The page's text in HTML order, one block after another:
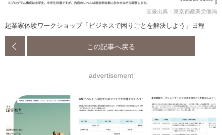
画像出典：東京都産業労働局
起業家体験ワークショップ「ビジネスで困りごとを解決しよう」日程
この記事へ戻る
advertisement